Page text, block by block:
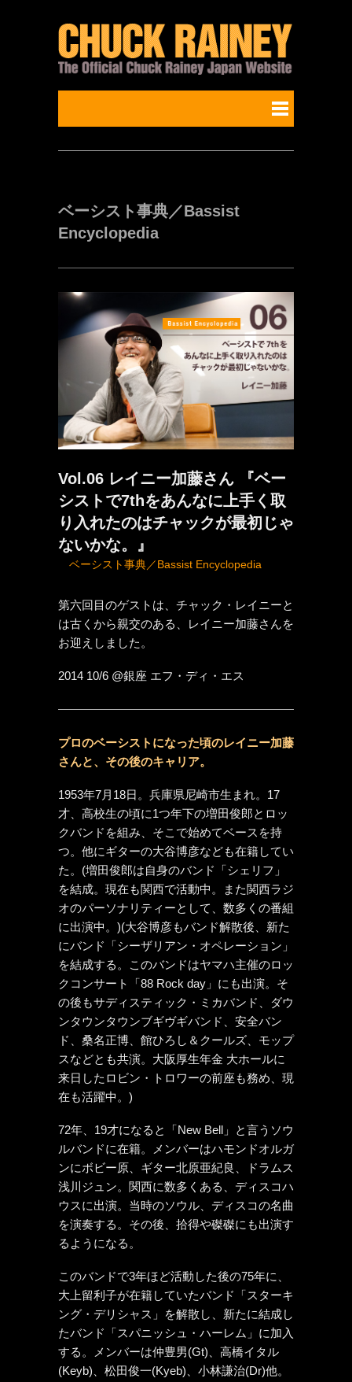
ベーシスト事典／Bassist
Encyclopedia
Vol.06 レイニー加藤さん 『ベー
シストで7thをあんなに上手く取
り入れたのはチャックが最初じゃ
ないかな。』
ベーシスト事典／Bassist Encyclopedia
第六回目のゲストは、チャック・レイニーと
は古くから親交のある、レイニー加藤さんを
お迎えしました。
2014 10/6 @銀座 エフ・ディ・エス
プロのベーシストになった頃のレイニー加藤
さんと、その後のキャリア。
1953年7月18日。兵庫県尼崎市生まれ。17
才、高校生の頃に1つ年下の増田俊郎とロッ
クバンドを組み、そこで始めてベースを持
つ。他にギターの大谷博彦なども在籍してい
た。(増田俊郎は自身のバンド「シェリフ」
を結成。現在も関西で活動中。また関西ラジ
オのパーソナリティーとして、数多くの番組
に出演中。)(大谷博彦もバンド解散後、新た
にバンド「シーザリアン・オペレーション」
を結成する。このバンドはヤマハ主催のロッ
クコンサート「88 Rock day」にも出演。そ
の後もサディスティック・ミカバンド、ダウ
ンタウンタウンブギヴギバンド、安全バン
ド、桑名正博、館ひろし＆クールズ、モップ
スなどとも共演。大阪厚生年金 大ホールに
来日したロビン・トロワーの前座も務め、現
在も活躍中。)
72年、19才になると「New Bell」と言うソウ
ルバンドに在籍。メンバーはハモンドオルガ
ンにボビー原、ギター北原亜紀良、ドラムス
浅川ジュン。関西に数多くある、ディスコハ
ウスに出演。当時のソウル、ディスコの名曲
を演奏する。その後、拾得や磔磔にも出演す
るようになる。
このバンドで3年ほど活動した後の75年に、
大上留利子が在籍していたバンド「スターキ
ング・デリシャス」を解散し、新たに結成し
たバンド「スパニッシュ・ハーレム」に加入
する。メンバーは仲豊男(Gt)、高橋イタル
(Keyb)、松田俊一(Kyeb)、小林謙治(Dr)他。